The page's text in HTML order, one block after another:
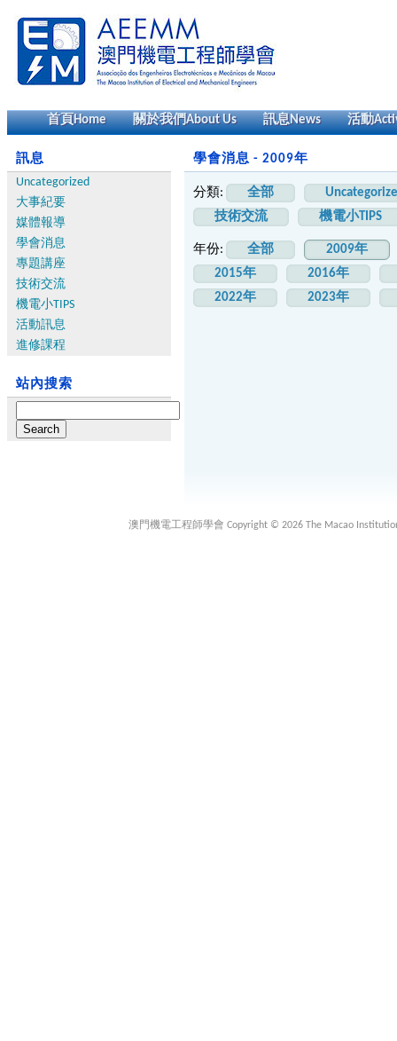
首頁Home 關於我們About Us 訊息News 活動
訊息
Uncategorized
大事紀要
媒體報導
學會消息
專題講座
技術交流
機電小TIPS
活動訊息
進修課程
站內搜索
for:
學會消息 - 2009年
分類: 全部
技術交流
機電小TIPS
年份: 全部
2009年
2015年
2016年
2022年
2023年
澳門機電工程師學會 Copyright © 2026 The Macao